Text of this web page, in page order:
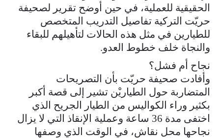
الحقيقية للعملية، في حين أوضح تقرير لصحيفة
حريّت التركية تفاصيل التدريب المتخصص
للطيارين في مثل هذه الحالات لتأهيلهم للبقاء
والنجاة خلف خطوط العدو.
نجاح أم فشل؟
وأفادت صحيفة حريّت بأن التصريحات
المتضاربة حول الطياريْن تشير إلى قصة أكبر
بكثير وراء الكواليس من الطيار الجريح الذي
اختفى مدة 36 ساعة وعملية الإنقاذ التي لا يزال
نجاحها محل نقاش، في الوقت الذي وصفها